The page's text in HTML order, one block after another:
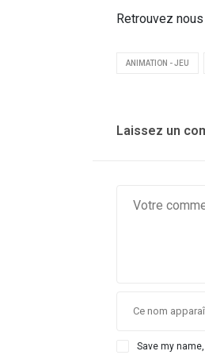
Retrouvez
ANIMATION - JEU
Laissez un
Save my